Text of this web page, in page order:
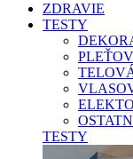
ZDRAVIE
TESTY
TESTY